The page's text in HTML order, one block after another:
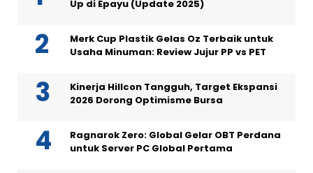
Up di Epayu (Update 2025)
Merk Cup Plastik Gelas Oz Terbaik untuk
Usaha Minuman: Review Jujur PP vs PET
Kinerja Hillcon Tangguh, Target Ekspansi
2026 Dorong Optimisme Bursa
Ragnarok Zero: Global Gelar OBT Perdana
untuk Server PC Global Pertama